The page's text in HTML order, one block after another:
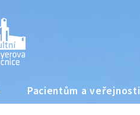
Pacientům a veřejnosti